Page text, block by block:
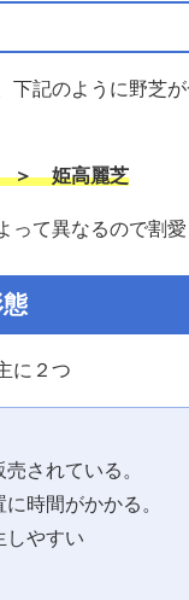
下記のように野芝
姫高麗芝
って異なるので割愛
に２つ
されている。
時間がかかる。
しやすい